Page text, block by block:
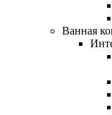
Ванная